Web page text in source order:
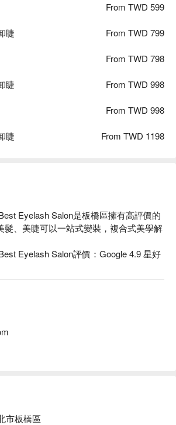
From TWD 599
睫 From TWD 799
From TWD 798
睫 From TWD 998
From TWD 998
睫 From TWD 1198
Eyelash Salon是板橋區擁有高評價的
髮、美睫可以一站式變裝，複合式美學解
Eyelash Salon評價：Google 4.9 星好
Eyelash Salon服務：主打洗剪服務、
市板橋區